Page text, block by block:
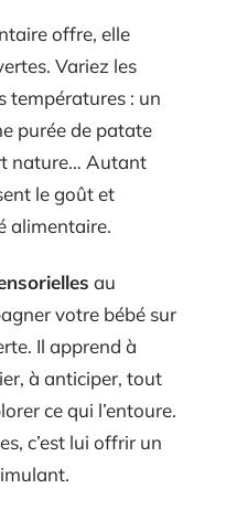
offre, elle
Variez les
températures : un
purée de patate
nature… Autant
le goût et
alimentaire.
au
votre bébé sur
Il apprend à
à anticiper, tout
ce qui l’entoure.
c’est lui offrir un